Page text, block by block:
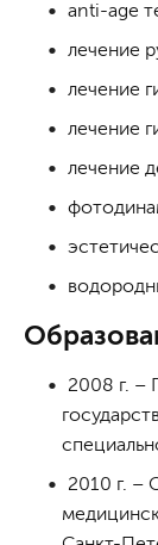
anti-age
лечение
лечение
лечение
лечение
2008 г. –
2010 г. –